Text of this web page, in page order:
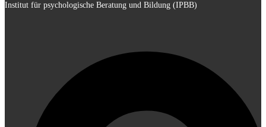
Institut für psychologische Beratung und Bildung (IPBB)